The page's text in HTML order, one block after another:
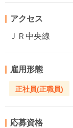
アクセス
ＪＲ中央線
雇用形態
正社員(正職員)
応募資格